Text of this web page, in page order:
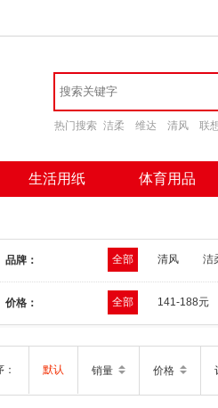
热门搜索 洁柔 维达 清风 联
生活用纸 体育用品
品牌： 全部 清风 洁
价格： 全部 141-188元
默认 销量 价格